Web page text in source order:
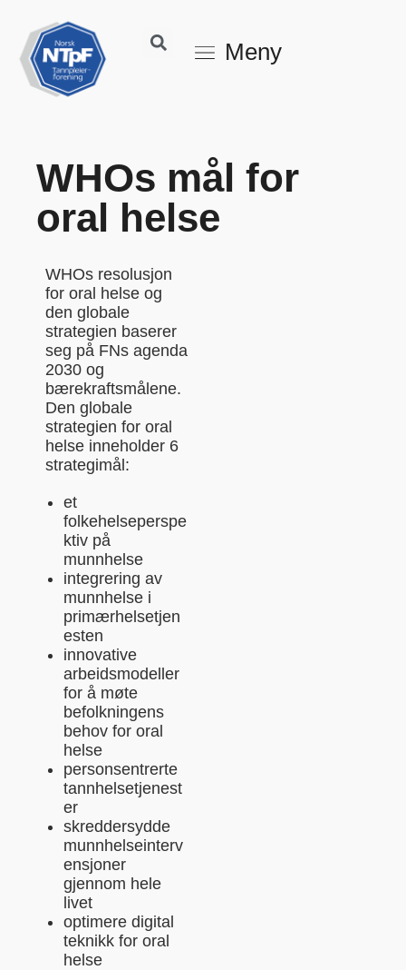
Meny
WHOs mål for
oral helse
WHOs resolusjon
for oral helse og
den globale
strategien baserer
seg på FNs agenda
2030 og
bærekraftsmålene.
Den globale
strategien for oral
helse inneholder 6
strategimål:
et
folkehelseperspe
ktiv på
munnhelse
integrering av
munnhelse i
primærhelsetjen
esten
innovative
arbeidsmodeller
for å møte
befolkningens
behov for oral
helse
personsentrerte
tannhelsetjenest
er
skreddersydde
munnhelseinterv
ensjoner
gjennom hele
livet
optimere digital
teknikk for oral
helse